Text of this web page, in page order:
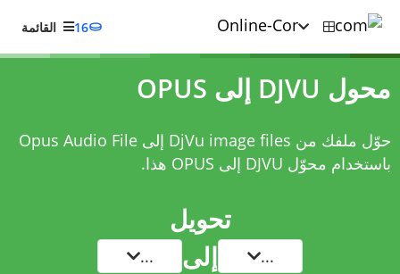
16 القائمة
محول DJVU إلى OPUS
حوّل ملفك من DjVu image files إلى Opus Audio File
باستخدام محوّل DJVU إلى OPUS هذا.
تحويل
... إلى ...